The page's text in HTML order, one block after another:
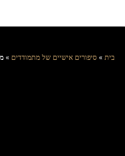
בית » סיפורים אישיים של מתמודדים »